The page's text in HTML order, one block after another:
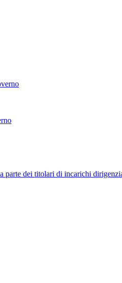
parte dei titolari di incarichi